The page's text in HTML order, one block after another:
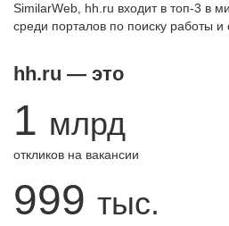
SimilarWeb, hh.ru входит в топ-3 в
среди порталов по поиску работы и
hh.ru — это
1 млрд
откликов на вакансии
999 тыс.